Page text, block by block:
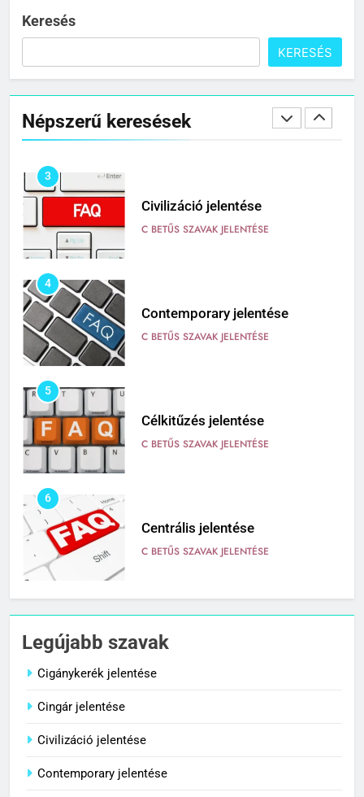
Keresés
KERESÉS
Népszerű keresések
2
C BETŰS SZAVAK JELENTÉSE
3
Civilizáció jelentése
C BETŰS SZAVAK JELENTÉSE
4
Contemporary jelentése
C BETŰS SZAVAK JELENTÉSE
5
Célkitűzés jelentése
C BETŰS SZAVAK JELENTÉSE
6
Centrális jelentése
C BETŰS SZAVAK JELENTÉSE
7
Céltudatos jelentése
C BETŰS SZAVAK JELENTÉSE
C BETŰS SZAVAK JELENTÉSE
Legújabb szavak